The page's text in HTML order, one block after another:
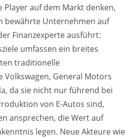
auf dem Markt denken,
bewährte Unternehmen auf
Finanzexperte ausführt:
umfassen ein breites
traditionelle
General Motors
da sie nicht nur führend bei
von E-Autos sind,
ansprechen, die Wert auf
legen. Neue Akteure wie